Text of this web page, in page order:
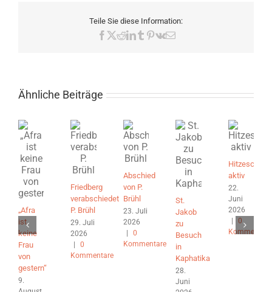
Teile Sie diese Information:
Facebook
X Reddit
LinkedIn
Tumblr
Pinterest
VkE-
Ähnliche Beiträge
„Afra
ist
keine
Frau
von
gestern“
9.
Friedberg
verabschiedet
P. Brühl
29. Juli
2026
0
Kommentare
Abschied
von P.
Brühl
23. Juli
2026
0
Kommentare
St.
Jakob
zu
Besuch
in
Kaphatika
28.
Juni
aktiv
22.
Juni
2026
0
Kommentare